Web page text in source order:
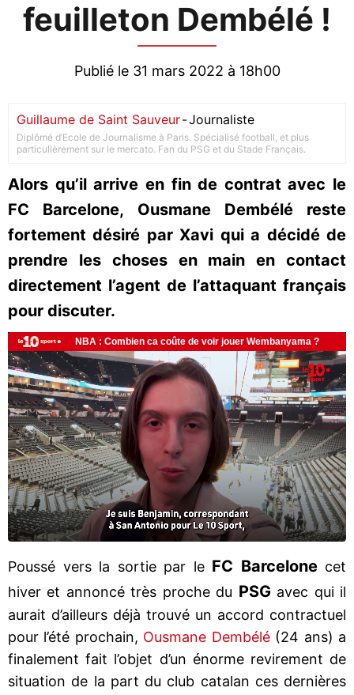
feuilleton Dembélé !
Publié le 31 mars 2022 à 18h00
Guillaume de Saint Sauveur-Journaliste
Diplômé d’Ecole de Journalisme à Paris. Spécialisé football, et plus
particulièrement sur le mercato. Fan du PSG et du Stade Français.
Alors qu’il arrive en fin de contrat avec le
FC Barcelone, Ousmane Dembélé reste
fortement désiré par Xavi qui a décidé de
prendre les choses en main en contact
directement l’agent de l’attaquant français
pour discuter.
Poussé vers la sortie par le FC Barcelonecet
hiver et annoncé très proche du PSGavec qui il
aurait d’ailleurs déjà trouvé un accord contractuel
pour l’été prochain, Ousmane Dembélé(24 ans) a
finalement fait l’objet d’un énorme revirement de
situation de la part du club catalan ces dernières